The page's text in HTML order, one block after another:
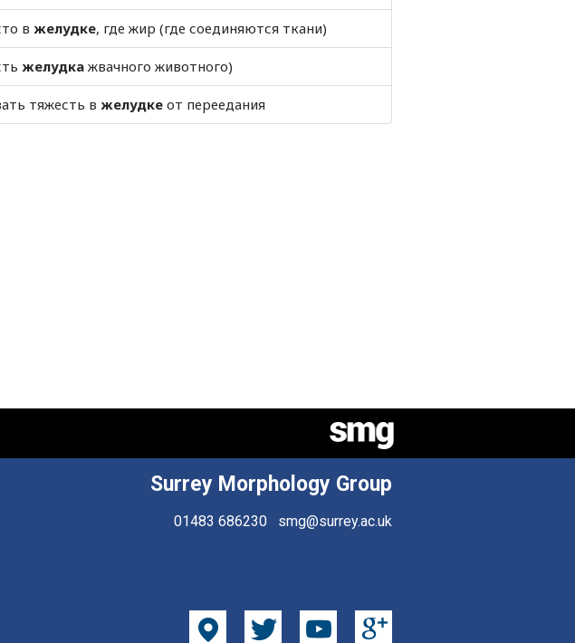
вжелудке, где жир (где соединяются ткани)
желудка жвачного животного)
тяжесть вжелудке от переедания
Surrey Morphology Group
01483 686230 smg@surrey.ac.uk